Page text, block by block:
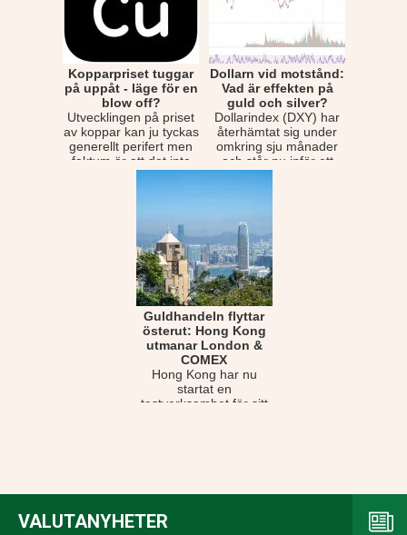
Kopparpriset tuggar
på uppåt - läge för en
blow off?
Utvecklingen på priset
av koppar kan ju tyckas
generellt perifert men
faktum är att det inte
för int...
Dollarn vid motstånd:
Vad är effekten på
guld och silver?
Dollarindex (DXY) har
återhämtat sig under
omkring sju månader
och står nu inför ett
betydligt vikti...
Guldhandeln flyttar
österut: Hong Kong
utmanar London &
COMEX
Hong Kong har nu
startat en
testverksamhet för sitt
VALUTANYHETER